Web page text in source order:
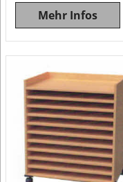
Mehr Infos